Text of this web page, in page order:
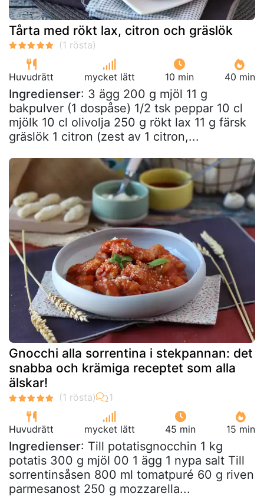
Tårta med rökt lax, citron och gräslök
Huvudrätt mycket lätt 10 min 40 min
Ingredienser: 3 ägg 200 g mjöl 11 g
bakpulver (1 dospåse) 1/2 tsk peppar 10 cl
mjölk 10 cl olivolja 250 g rökt lax 11 g färsk
gräslök 1 citron (zest av 1 citron,...
Gnocchi alla sorrentina i stekpannan: det
snabba och krämiga receptet som alla
älskar!
Huvudrätt mycket lätt 45 min 15 min
Ingredienser: Till potatisgnocchin 1 kg
potatis 300 g mjöl 00 1 ägg 1 nypa salt Till
sorrentinsåsen 800 ml tomatpuré 60 g riven
parmesanost 250 g mozzarella...